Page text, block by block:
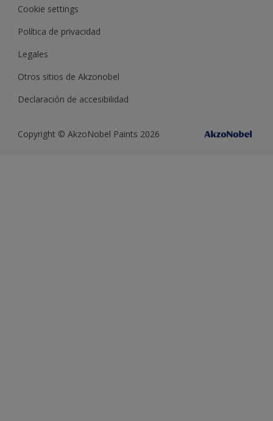
Cookie settings
Política de privacidad
Legales
Otros sitios de Akzonobel
Declaración de accesibilidad
Copyright © AkzoNobel Paints 2026